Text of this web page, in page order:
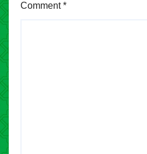
Comment*